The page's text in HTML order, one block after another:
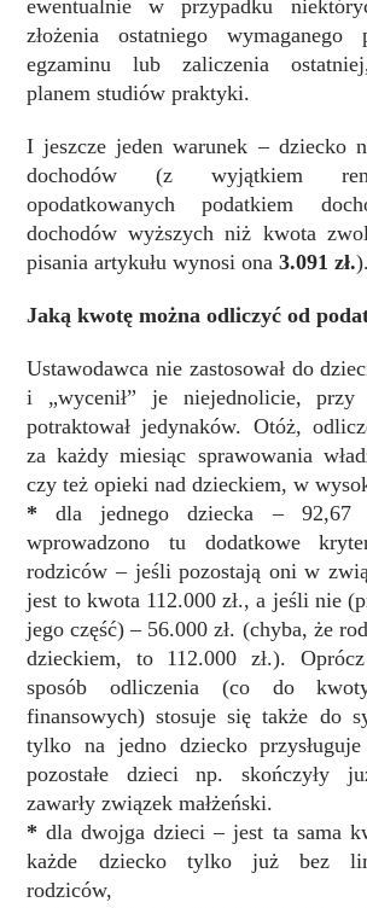
ewentualnie w przypadku
złożenia ostatniego wymaganego
egzaminu lub zaliczenia
planem studiów praktyki.
I jeszcze jeden warunek – dziecko
dochodów (z wyjątkiem
opodatkowanych podatkiem
dochodów wyższych niż kwota
pisania artykułu wynosi ona3.091 zł.).
Jaką kwotę można odliczyć od
Ustawodawca nie zastosował do
i „wycenił” je niejednolicie, przy
potraktował jedynaków. Otóż,
za każdy miesiąc sprawowania
czy też opieki nad dzieckiem, w
* dla jednego dziecka – 92,67
wprowadzono tu dodatkowe
rodziców – jeśli pozostają oni w
jest to kwota 112.000 zł., a jeśli nie
jego część) – 56.000 zł. (chyba, że
dzieckiem, to 112.000 zł.).
sposób odliczenia (co do
finansowych) stosuje się także do
tylko na jedno dziecko
pozostałe dzieci np. skończyły
zawarły związek małżeński.
* dla dwojga dzieci – jest ta sama
każde dziecko tylko już bez
rodziców,